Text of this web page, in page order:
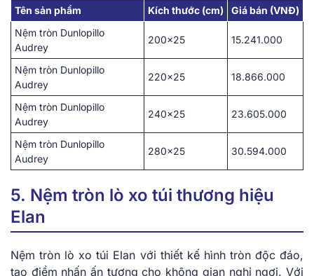
Tên sản phẩm Kích thước (cm)
Giá bán (VNĐ)
Nệm tròn Dunlopillo
Audrey
200×25 15.241.000
Nệm tròn Dunlopillo
Audrey
220×25 18.866.000
Nệm tròn Dunlopillo
Audrey
240×25 23.605.000
Nệm tròn Dunlopillo
Audrey
280×25 30.594.000
5. Nệm tròn lò xo túi thương hiệu
Elan
͏Nệm tròn lò xo͏ tú͏i Elan với thiết kế hình ͏tròn độ͏c đáo,
tạo đ͏iểm nhấn ấn t͏ượng͏ ͏cho không gian nghỉ͏ ng͏ơi. ͏Với